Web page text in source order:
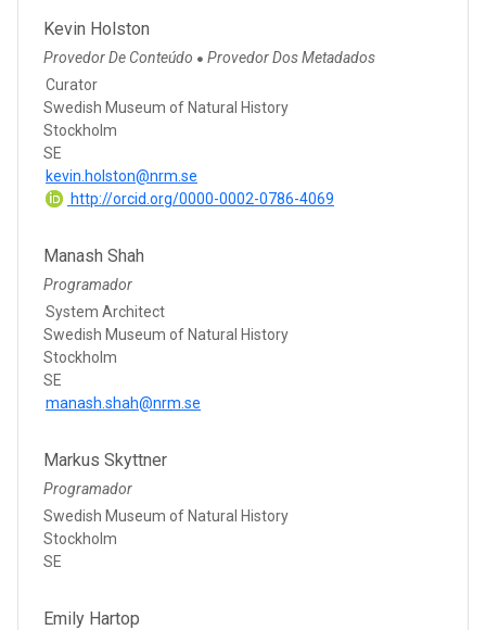
Kevin Holston
Provedor De Conteúdo ● Provedor Dos Metadados
Curator
Swedish Museum of Natural History
Stockholm
SE
kevin.holston@nrm.se
http://orcid.org/0000-0002-0786-4069
Manash Shah
Programador
System Architect
Swedish Museum of Natural History
Stockholm
SE
manash.shah@nrm.se
Markus Skyttner
Programador
Swedish Museum of Natural History
Stockholm
SE
Emily Hartop